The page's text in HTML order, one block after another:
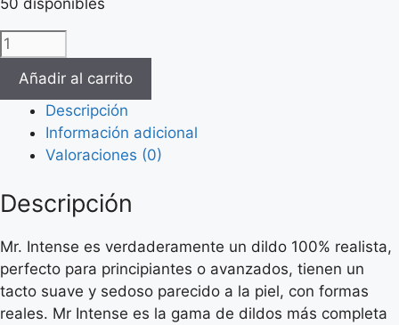
50 disponibles
MR
INTENSE
PENE
REALISTICO
-
3.8CM
cantidad
Añadir al carrito
Descripción
Información adicional
Valoraciones (0)
Descripción
Mr. Intense es verdaderamente un dildo 100% realista,
perfecto para principiantes o avanzados, tienen un
tacto suave y sedoso parecido a la piel, con formas
reales. Mr Intense es la gama de dildos más completa